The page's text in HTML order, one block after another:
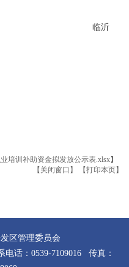
培训补助资金拟发放公示表.xlsx】
【关闭窗口】
【打印本页】
区管理委员会
话：0539-7109016 传真：